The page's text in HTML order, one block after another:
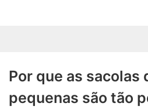
Por que as sacolas
pequenas são tão